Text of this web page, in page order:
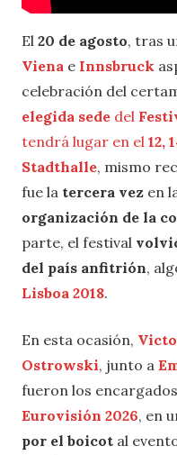
El 20 de agosto, tras
Viena e Innsbruck
celebración del
elegida sede del
tendrá lugar en el 12,
Stadthalle, mismo
fue la tercera vez en
organización de la
parte, el festival
del país anfitrión,
Lisboa 2018.
En esta ocasión,
Ostrowski, junto a
fueron los
Eurovisión 2026, en
por el boicot al